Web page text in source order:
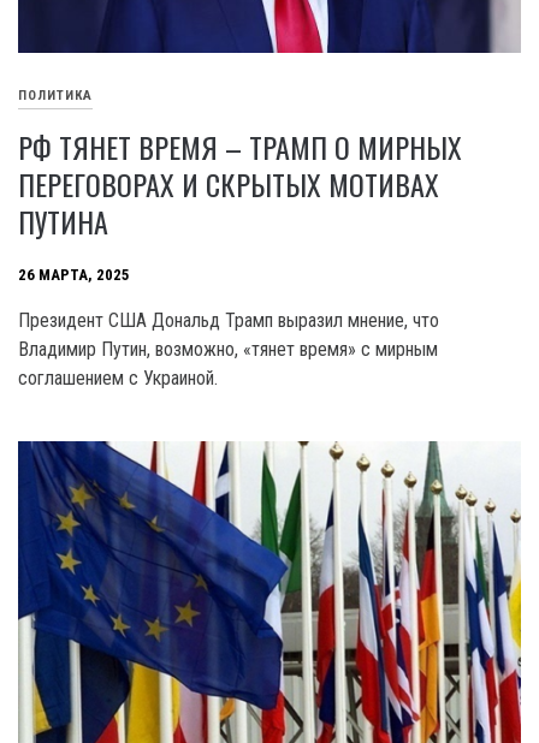
ПОЛИТИКА
РФ ТЯНЕТ ВРЕМЯ – ТРАМП О МИРНЫХ
ПЕРЕГОВОРАХ И СКРЫТЫХ МОТИВАХ
ПУТИНА
26 МАРТА, 2025
Президент США Дональд Трамп выразил мнение, что
Владимир Путин, возможно, «тянет время» с мирным
соглашением с Украиной.